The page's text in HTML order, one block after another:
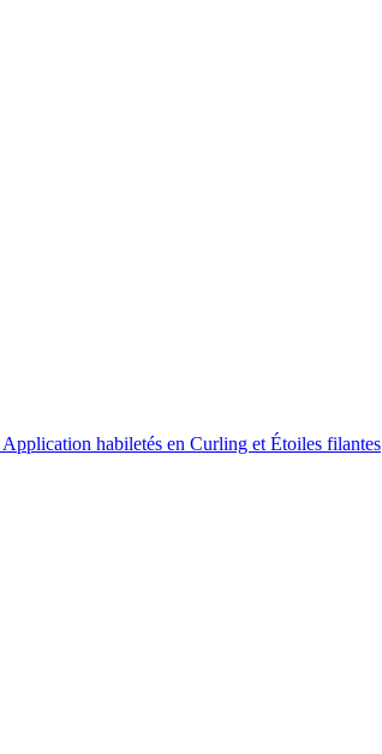
habiletés en Curling et Étoiles filantes